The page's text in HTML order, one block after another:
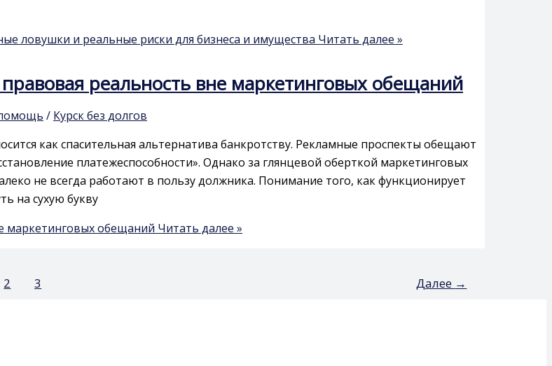
ловушки и реальные риски для бизнеса и имущества Читать далее »
реальность вне маркетинговых обещаний
/ Курск без долгов
как спасительная альтернатива банкротству. Рекламные проспекты обещают
платежеспособности». Однако за глянцевой оберткой маркетинговых
не всегда работают в пользу должника. Понимание того, как функционирует
на сухую букву
маркетинговых обещаний Читать далее »
2 3 Далее →